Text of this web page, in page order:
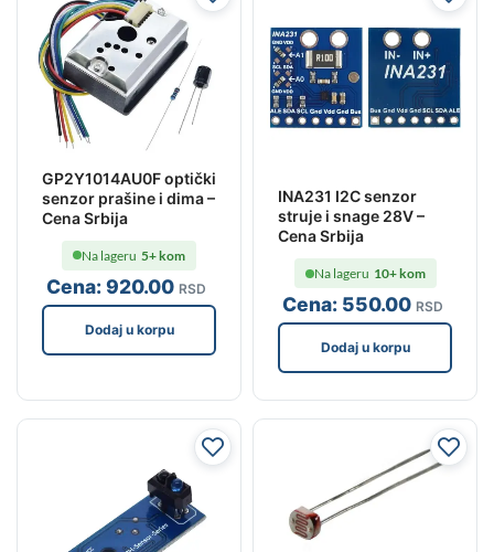
GP2Y1014AU0F optički
senzor prašine i dima –
Cena Srbija
Cena:920.00 RSD
Na lageru 5+ kom
Dodaj u korpu
INA231 I2C senzor
struje i snage 28V –
Cena Srbija
Cena: 550.00 RSD
Na lageru 10+ kom
Dodaj u korpu